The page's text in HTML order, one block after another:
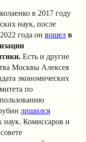
в 2017 году
наук, после
года он вошел в
Есть и другие
Москвы Алексея
экономических
по
лишился
наук. Комиссаров и